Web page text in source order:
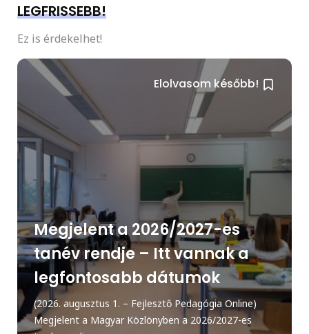
LEGFRISSEBB!
Ez is érdekelhet!
Elolvasom később!
Megjelent a 2026/2027-es
tanév rendje – Itt vannak a
legfontosabb dátumok
(2026. augusztus 1. – Fejlesztő Pedagógia Online)
Megjelent a Magyar Közlönyben a 2026/2027-es